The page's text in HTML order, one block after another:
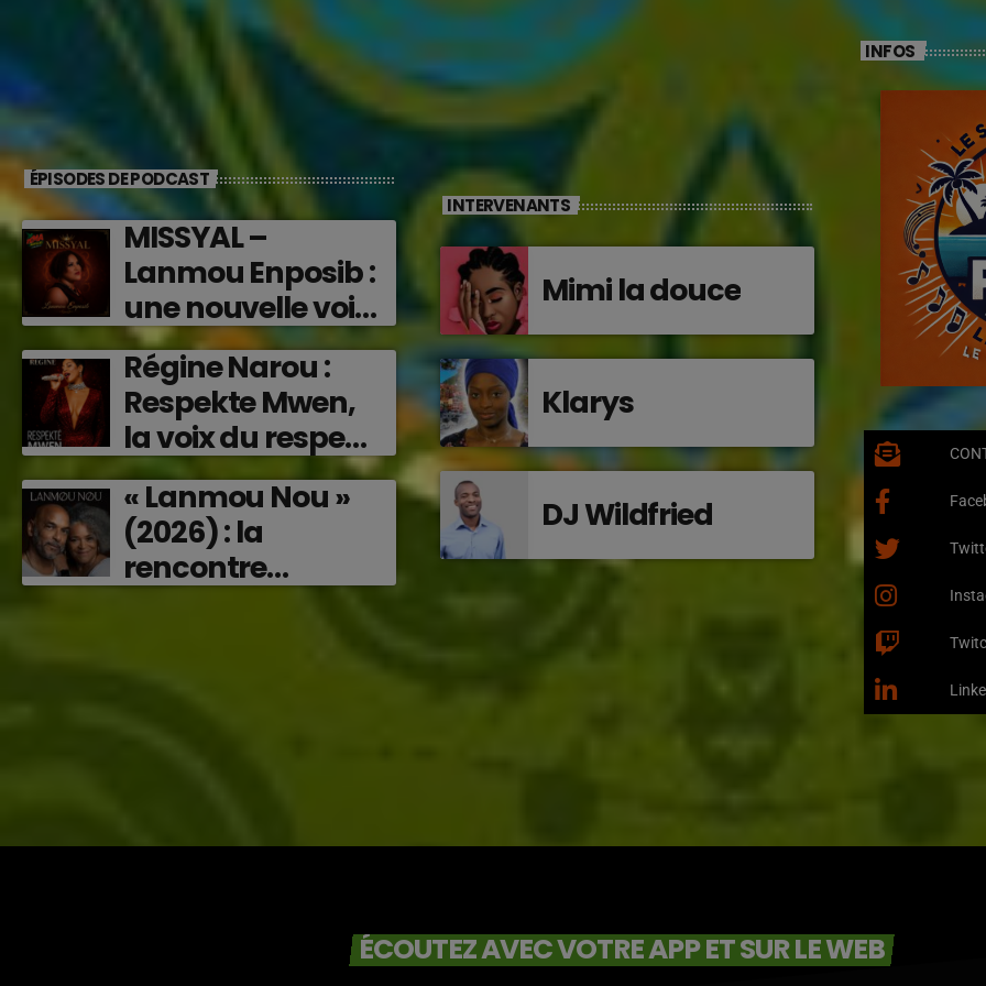
ÉPISODES DE PODCAST
MISSYAL –
Lanmou Enposib :
une nouvelle voix
caribéenne qui
transforme les
émotions en
musique (2026)
Régine Narou :
Respekte Mwen,
la voix du respect
‘2026)
« Lanmou Nou »
(2026) : la
rencontre
vibrante entre
INTERVENANTS
Mimi la douce
Klarys
DJ Wildfried
INFOS
ÉCOUTEZ AVEC VOTRE APP ET SUR LE WEB